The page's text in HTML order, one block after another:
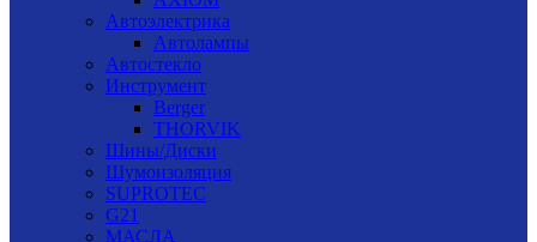
Автоэлектрика
Автолампы
Автостекло
Инструмент
Berger
THORVIK
Шины/Диски
Шумоизоляция
SUPROTEC
G21
МАСЛА